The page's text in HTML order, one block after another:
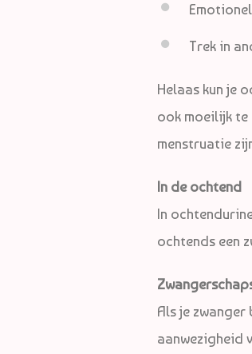
Trek in
Helaas kun je
ook moeilijk te
menstruatie
In de ochtend
In
ochtends een
Als je
aanwezigheid